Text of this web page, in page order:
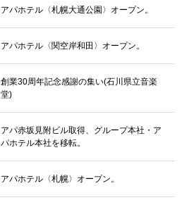
アパホテル〈札幌大通公園〉オープン。
アパホテル〈関空岸和田〉オープン。
創業30周年記念感謝の集い(石川県立音楽
堂)
アパ赤坂見附ビル取得、グループ本社・ア
パホテル本社を移転。
アパホテル〈札幌〉オープン。